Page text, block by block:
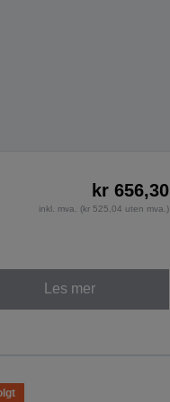
kr 656,30
inkl. mva. (kr 525,04 uten mva.)
Les mer